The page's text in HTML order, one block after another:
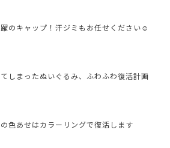
のキャップ！汗ジミもお任せください☺
しまったぬいぐるみ、ふわふわ復活計画
色あせはカラーリングで復活します